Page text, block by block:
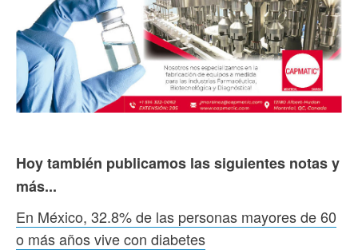
Hoy también publicamos las siguientes notas y
más...
En México, 32.8% de las personas mayores de 60
o más años vive con diabetes